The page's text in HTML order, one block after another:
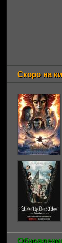
Скоро на